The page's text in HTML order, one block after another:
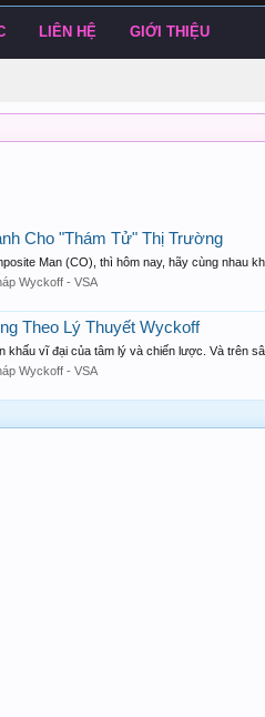
Cho "Thám Tử" Thị Trường
Man (CO), thì hôm nay, hãy cùng nhau
Wyckoff - VSA
Theo Lý Thuyết Wyckoff
vĩ đại của tâm lý và chiến lược. Và trên
Wyckoff - VSA
LIÊN HỆ GIỚI THIỆU